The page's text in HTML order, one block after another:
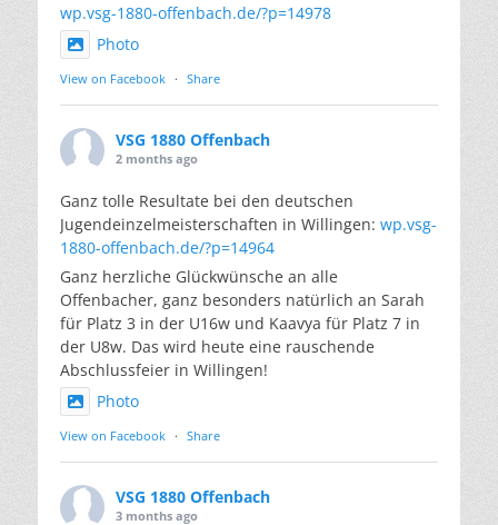
wp.vsg-1880-offenbach.de/?p=14978
Photo
View on Facebook · Share
VSG 1880 Offenbach
2 months ago
Ganz tolle Resultate bei den deutschen
Jugendeinzelmeisterschaften in Willingen: wp.vsg-
1880-offenbach.de/?p=14964
Ganz herzliche Glückwünsche an alle
Offenbacher, ganz besonders natürlich an Sarah
für Platz 3 in der U16w und Kaavya für Platz 7 in
der U8w. Das wird heute eine rauschende
Abschlussfeier in Willingen!
Photo
View on Facebook · Share
VSG 1880 Offenbach
3 months ago